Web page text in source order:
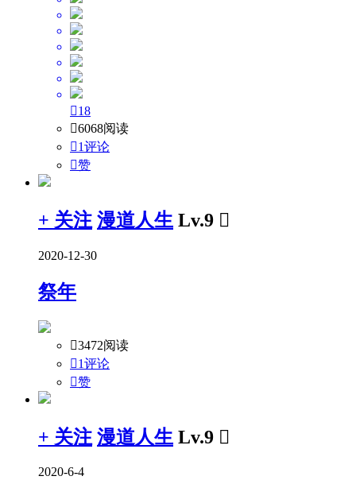
18
6068阅读
1评论
赞
+ 关注 漫道人生 Lv.9 
2020-12-30
祭年
3472阅读
1评论
赞
+ 关注 漫道人生 Lv.9 
2020-6-4